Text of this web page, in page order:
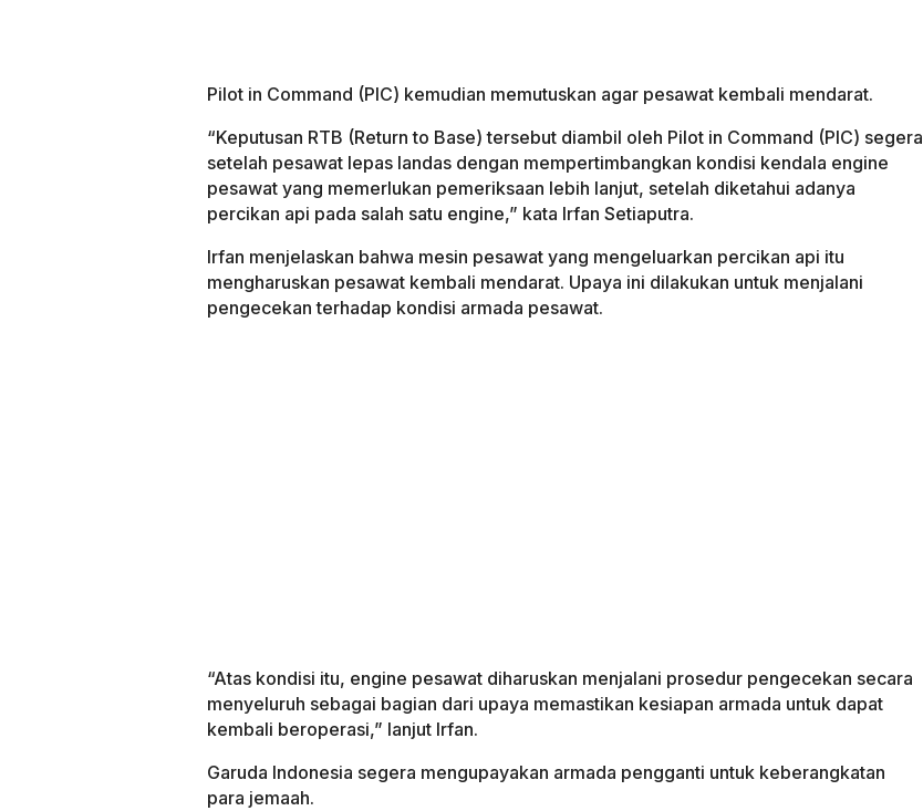
Pilot in Command (PIC) kemudian memutuskan agar pesawat kembali mendarat.
“Keputusan RTB (Return to Base) tersebut diambil oleh Pilot in Command (PIC) segera
setelah pesawat lepas landas dengan mempertimbangkan kondisi kendala engine
pesawat yang memerlukan pemeriksaan lebih lanjut, setelah diketahui adanya
percikan api pada salah satu engine,” kata Irfan Setiaputra.
Irfan menjelaskan bahwa mesin pesawat yang mengeluarkan percikan api itu
mengharuskan pesawat kembali mendarat. Upaya ini dilakukan untuk menjalani
pengecekan terhadap kondisi armada pesawat.
“Atas kondisi itu, engine pesawat diharuskan menjalani prosedur pengecekan secara
menyeluruh sebagai bagian dari upaya memastikan kesiapan armada untuk dapat
kembali beroperasi,” lanjut Irfan.
Garuda Indonesia segera mengupayakan armada pengganti untuk keberangkatan
para jemaah.